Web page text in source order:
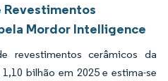
Revestimentos
Mordor Intelligence
revestimentos cerâmicos da
bilhão em 2025 e estima-se